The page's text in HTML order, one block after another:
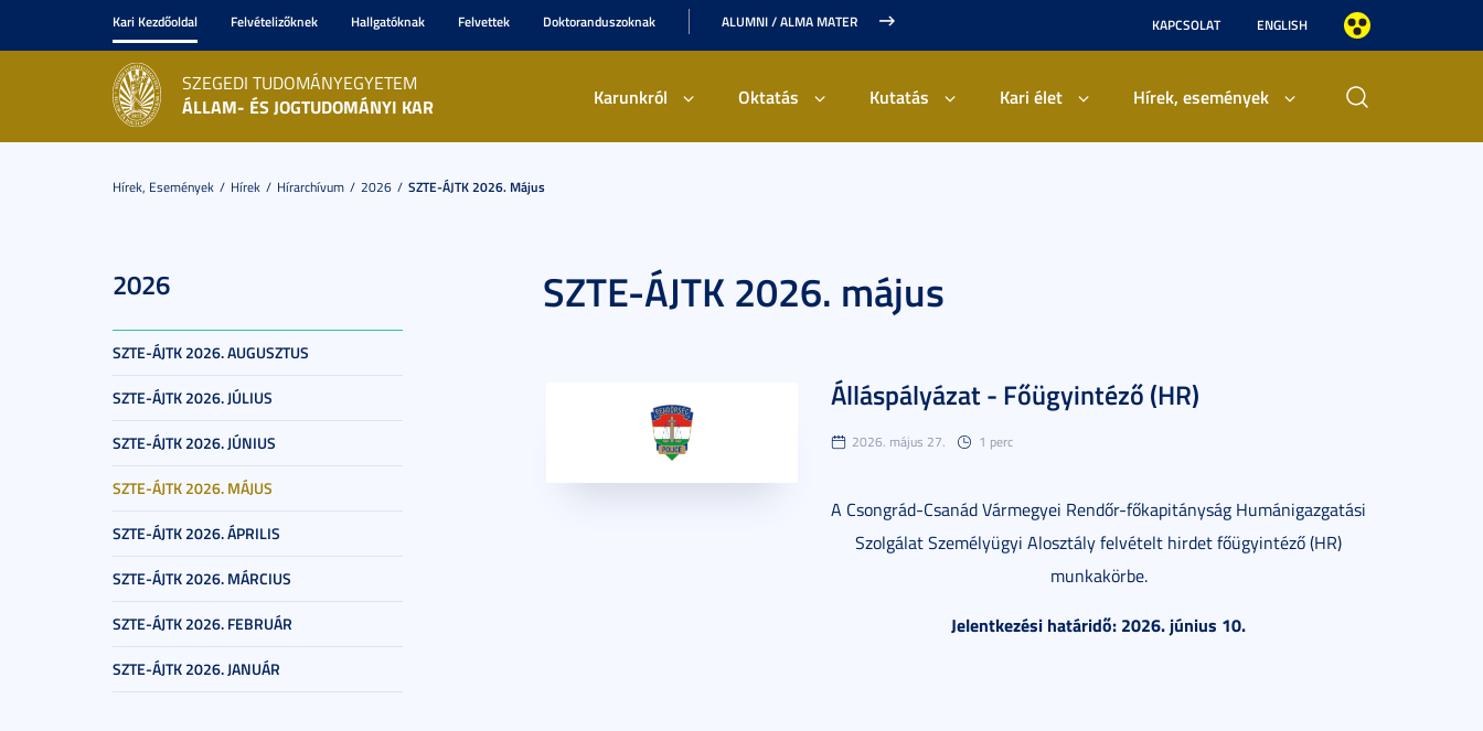
Kari Kezdőoldal Felvételizőknek Hallgatóknak Felvettek Doktoranduszoknak ALUMNI / ALMA MATER KAPCSOLAT ENGLISH
SZEGEDI TUDOMÁNYEGYETEM
ÁLLAM- ÉS JOGTUDOMÁNYI KAR Karunkról Oktatás Kutatás Kari élet Hírek, események
Hírek, Események Hírek Hírarchívum 2026 SZTE-ÁJTK 2026. Május
2026
SZTE-ÁJTK 2026. AUGUSZTUS
SZTE-ÁJTK 2026. JÚLIUS
SZTE-ÁJTK 2026. JÚNIUS
SZTE-ÁJTK 2026. MÁJUS
SZTE-ÁJTK 2026. ÁPRILIS
SZTE-ÁJTK 2026. MÁRCIUS
SZTE-ÁJTK 2026. FEBRUÁR
SZTE-ÁJTK 2026. JANUÁR
SZTE-ÁJTK 2026. május
Álláspályázat - Főügyintéző (HR)
2026. május 27. 1 perc
A Csongrád-Csanád Vármegyei Rendőr-főkapitányság Humánigazgatási
Szolgálat Személyügyi Alosztály felvételt hirdet főügyintéző (HR)
munkakörbe.
Jelentkezési határidő: 2026. június 10.